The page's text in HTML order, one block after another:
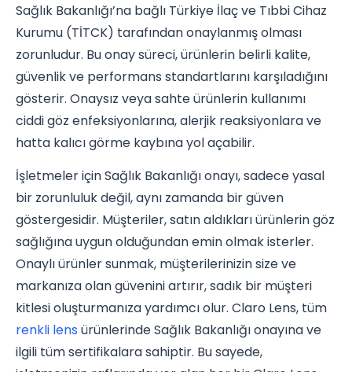
Sağlık Bakanlığı’na bağlı Türkiye İlaç ve Tıbbi Cihaz
Kurumu (TİTCK) tarafından onaylanmış olması
zorunludur. Bu onay süreci, ürünlerin belirli kalite,
güvenlik ve performans standartlarını karşıladığını
gösterir. Onaysız veya sahte ürünlerin kullanımı
ciddi göz enfeksiyonlarına, alerjik reaksiyonlara ve
hatta kalıcı görme kaybına yol açabilir.
İşletmeler için Sağlık Bakanlığı onayı, sadece yasal
bir zorunluluk değil, aynı zamanda bir güven
göstergesidir. Müşteriler, satın aldıkları ürünlerin göz
sağlığına uygun olduğundan emin olmak isterler.
Onaylı ürünler sunmak, müşterilerinizin size ve
markanıza olan güvenini artırır, sadık bir müşteri
kitlesi oluşturmanıza yardımcı olur. Claro Lens, tüm
renkli lens ürünlerinde Sağlık Bakanlığı onayına ve
ilgili tüm sertifikalara sahiptir. Bu sayede,